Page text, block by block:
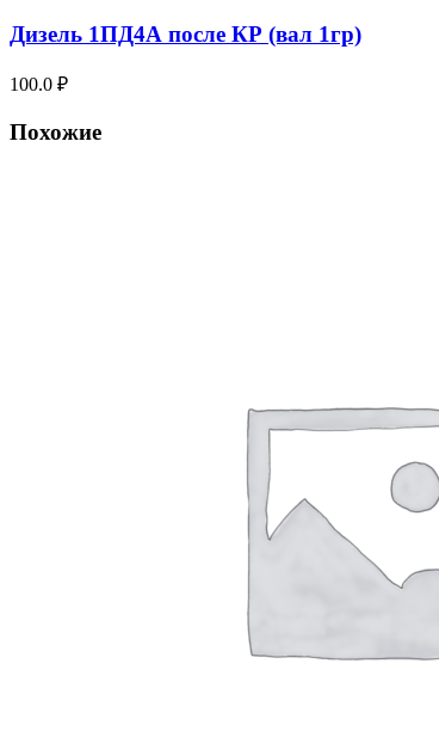
Дизель 1ПД4А после КР (вал 1гр)
100.0 ₽
Похожие